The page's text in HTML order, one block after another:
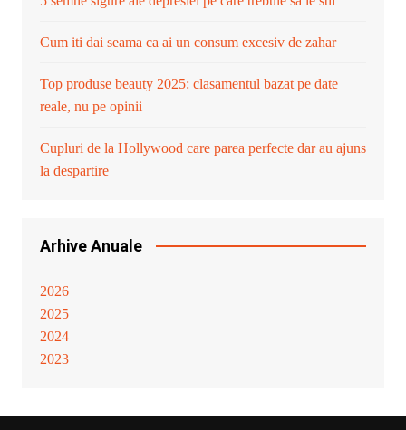
Cum iti dai seama ca ai un consum excesiv de zahar
Top produse beauty 2025: clasamentul bazat pe date
reale, nu pe opinii
Cupluri de la Hollywood care parea perfecte dar au ajuns
la despartire
Arhive Anuale
2026
2025
2024
2023